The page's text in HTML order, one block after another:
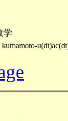
学
kumamoto-u(dt)ac(dt